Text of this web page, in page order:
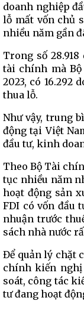
doanh nghiệp
lỗ mất vốn chủ
nhiều năm gần
Trong số
tài chính mà
2023, có 16.292
thua lỗ.
Như vậy, trung
động tại Việt
đầu tư, kinh
Theo Bộ Tài
tục nhiều năm
hoạt động sản
FDI có vốn đầu
nhuận trước
sách nhà nước
Để quản lý chặt
chính kiến nghị
soát, công tác
tư đang hoạt